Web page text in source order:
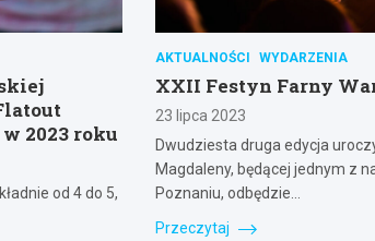
2023 roku
od 4 do 5,
AKTUALNOŚCI WYDARZENIA
XXII Festyn Farny
23 lipca 2023
Dwudziesta druga edycja
Magdaleny, będącej jednym z
Poznaniu, odbędzie…
Przeczytaj